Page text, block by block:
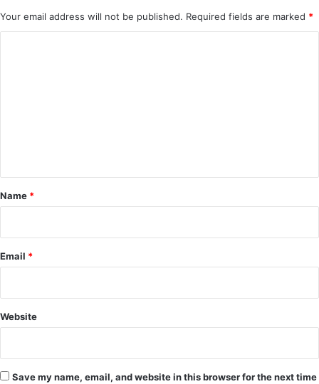
Your email address will not be published. Required fields are marked *
*
Name *
Email *
Website
Save my name, email, and website in this browser for the next time